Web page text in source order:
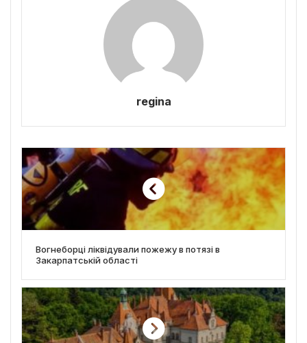
regina
Вогнеборці ліквідували пожежу в потязі в
Закарпатській області